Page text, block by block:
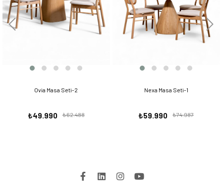
Nexa Masa Seti-1
₺59.990
Nexa Masa
₺49.990